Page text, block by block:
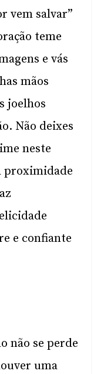
vem salvar”
teme
e vás
mãos
joelhos
Não deixes
neste
proximidade
e confiante
não se perde
uma